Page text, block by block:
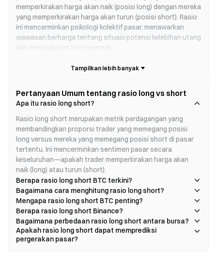
memperkirakan harga akan naik (posisi long) dengan mereka
yang memperkirakan harga akan turun (posisi short). Rasio
ini mencerminkan psikologi kolektif pasar, menawarkan
wawasan berharga tentang situasi potensi kelebihan utang
dan kemungkinan tren reversal.
berfokus pada posisi trader, menjadikannya pelengkap
Kesimpulan utama dari pentingnya indikator ini:
- Mengungkapkan keseimbangan sentimen bullish dan
bearish secara real time.
- Ini dapat menyoroti posisi ekstrem yang mungkin
mendahului reversal.
- Ini menyediakan cara untuk membandingkan sentimen di
seluruh bursa dan kelompok trader.
Memahami Mekanisme Inti Rasio Long vs Short
Fondasi rasio long vs short terletak pada struktur pasar
futures. Untuk setiap posisi long, harus ada posisi short
yang nilainya setara. Keseimbangan nosional 1:1 ini
memastikan bahwa pasar selalu memiliki counterparty di
kedua sisi.
Pertanyaan Umum tentang rasio long vs short
Apa itu rasio long short?
Rasio long short merupakan metrik perdagangan yang
membandingkan proporsi trader yang memegang posisi
long versus mereka yang memegang posisi short di pasar
tertentu. Ini mencerminkan sentimen pasar secara
keseluruhan—apakah trader memperkirakan harga akan
naik (long) atau turun (short).
Berapa rasio long short BTC terkini?
Bagaimana cara menghitung rasio long short?
Mengapa rasio long short BTC penting?
Berapa rasio long short Binance?
Bagaimana perbedaan rasio long short antara bursa?
Apakah rasio long short dapat memprediksi
pergerakan pasar?